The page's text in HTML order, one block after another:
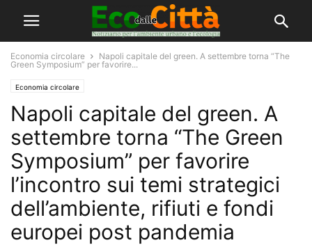
Economia circolare
Napoli capitale del green. A settembre torna “The
Green Symposium” per favorire...
Economia circolare
Napoli capitale del green. A
settembre torna “The Green
Symposium” per favorire
l’incontro sui temi strategici
dell’ambiente, rifiuti e fondi
europei post pandemia